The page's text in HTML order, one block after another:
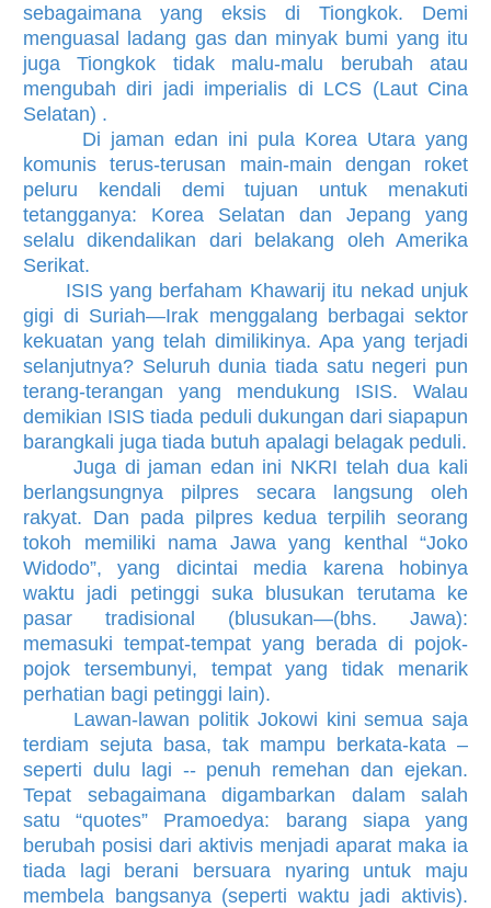
sebagaimana yang eksis di Tiongkok. Demi
menguasal ladang gas dan minyak bumi yang itu
juga Tiongkok tidak malu-malu berubah atau
mengubah diri jadi imperialis di LCS (Laut Cina
Selatan) .
Di jaman edan ini pula Korea Utara yang
komunis terus-terusan main-main dengan roket
peluru kendali demi tujuan untuk menakuti
tetangganya: Korea Selatan dan Jepang yang
selalu dikendalikan dari belakang oleh Amerika
Serikat.
ISIS yang berfaham Khawarij itu nekad unjuk
gigi di Suriah—Irak menggalang berbagai sektor
kekuatan yang telah dimilikinya. Apa yang terjadi
selanjutnya? Seluruh dunia tiada satu negeri pun
terang-terangan yang mendukung ISIS. Walau
demikian ISIS tiada peduli dukungan dari siapapun
barangkali juga tiada butuh apalagi belagak peduli.
Juga di jaman edan ini NKRI telah dua kali
berlangsungnya pilpres secara langsung oleh
rakyat. Dan pada pilpres kedua terpilih seorang
tokoh memiliki nama Jawa yang kenthal “Joko
Widodo”, yang dicintai media karena hobinya
waktu jadi petinggi suka blusukan terutama ke
pasar tradisional (blusukan—(bhs. Jawa):
memasuki tempat-tempat yang berada di pojok-
pojok tersembunyi, tempat yang tidak menarik
perhatian bagi petinggi lain).
Lawan-lawan politik Jokowi kini semua saja
terdiam sejuta basa, tak mampu berkata-kata –
seperti dulu lagi -- penuh remehan dan ejekan.
Tepat sebagaimana digambarkan dalam salah
satu “quotes” Pramoedya: barang siapa yang
berubah posisi dari aktivis menjadi aparat maka ia
tiada lagi berani bersuara nyaring untuk maju
membela bangsanya (seperti waktu jadi aktivis).